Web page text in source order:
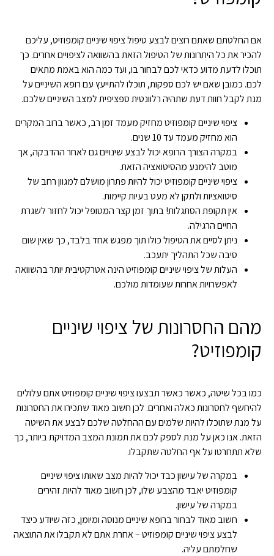
אם החלטתם שאתם רוצים לבצע טיפול ציפוי שיניים קומפוזיט, עליכם
להכיר את כל היתרונות של הטיפול הזאת בהשוואה לציפויים אחרים. כך
תוכלו לדעת מדוע כדאי לכם לבחור בו, ועד כמה הוא באמת מתאים
לכם. כמובן שאם יש לכם ספקות, תוכלו להתייעץ עם רופא השיניים על
מנת לקבל חוות דעת שתהיה רלוונטית ספציפית למצב השיניים שלכם.
ציפוי שיניים קומפוזיט מחזיק מעמד זמן רב, כאשר ברוב המקרים
הוא מחזיק מעמד עד 10 שנים.
במקרה הצורך הרופא יכול לבצע שינויים גם לאחר ההדבקה, אך
מוטב להימנע מהסיטואציה הזאת.
ציפוי שיניים קומפוזיט יכול להיות פתרון מושלם למגוון רחב של
סיטואציות ולתקן לא מעט בעיות קיימות.
אין תקופת הסתגלות! בתוך זמן קצר המטופל יכול לחזור לשגרת
החיים הרגילה.
ניתן לסיים את הטיפול כולו תוך מפגש אחד בלבד, כך שאין שום
סיבה שכל התהליך יתעכב.
העלות של ציפוי שיניים קומפוזיט הינה אטרקטיבית יותר בהשוואה
לאפשרויות אחרות שעומדות מולכם.
מהם החסרונות של ציפוי שיניים
קומפוזיט?
כמו בכל שיטה, כאשר כאשר תבצעו ציפוי שיניים קומפוזיט אתם עלולים
להיחשף לחסרונות כאלה ואחרים. לכן חשוב מאוד שתכירו את החסרונות
על מנת שתוכלו להיות שלמים עם ההחלטה שלכם לבצע את השיטה
הזאת. אנו כאן על מנת לספק לכם את תמונת המצב המדויקת ביותר, כך
שלא תתחרטו על אף החלטה שתקבלו.
במקרה של עישון כבד יכול להיות מצב שאותו ציפוי שיניים
קומפוזיט יאבד מהצבע שלו, לכן חשוב מאוד להיות זהירים
במקרה של עישון.
חשוב מאוד לבחור ברופא שיניים מנוסה ומיומן, כזה שיודע כיצד
לבצע ציפוי שיניים קומפוזיט – אחרת אתם לא תקבלו את התוצאה
שחלמתם עליה.